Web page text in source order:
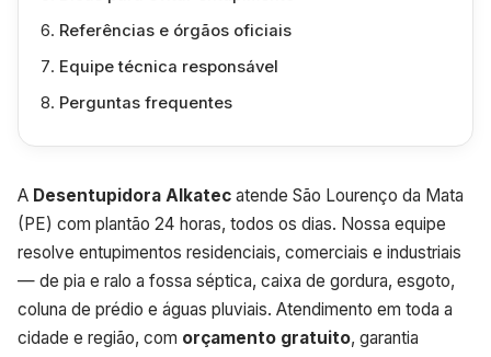
Referências e órgãos oficiais
Equipe técnica responsável
Perguntas frequentes
A Desentupidora Alkatec atende São Lourenço da Mata
(PE) com plantão 24 horas, todos os dias. Nossa equipe
resolve entupimentos residenciais, comerciais e industriais
— de pia e ralo a fossa séptica, caixa de gordura, esgoto,
coluna de prédio e águas pluviais. Atendimento em toda a
cidade e região, com orçamento gratuito, garantia